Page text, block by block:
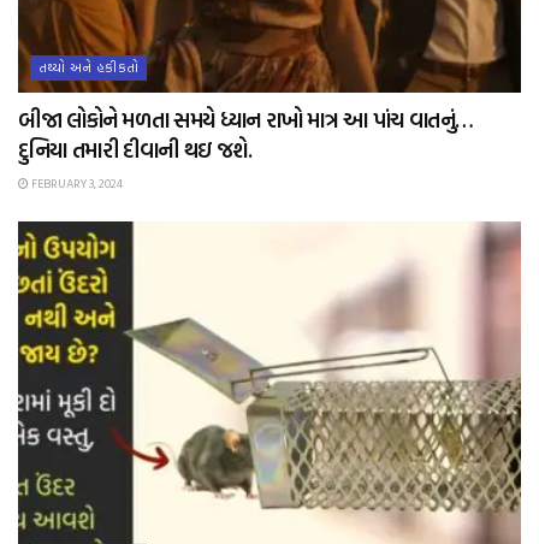
તથ્યો અને હકીકતો
બીજા લોકોને મળતા સમયે ધ્યાન રાખો માત્ર આ પાંચ વાતનું…
દુનિયા તમારી દીવાની થઇ જશે.
FEBRUARY 3, 2024